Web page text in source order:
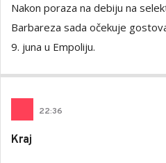
Nakon poraza na debiju na
Barbareza sada očekuje
9. juna u Empoliju.
22:36
Kraj